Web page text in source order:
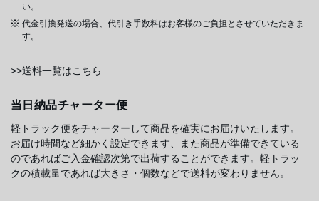
い。
代金引換発送の場合、代引き手数料はお客様のご負担とさせていただきま
す。
>>送料一覧はこちら
当日納品チャーター便
軽トラック便をチャーターして商品を確実にお届けいたします。
お届け時間など細かく設定できます、また商品が準備できている
のであればご入金確認次第で出荷することができます。軽トラッ
クの積載量であれば大きさ・個数などで送料が変わりません。